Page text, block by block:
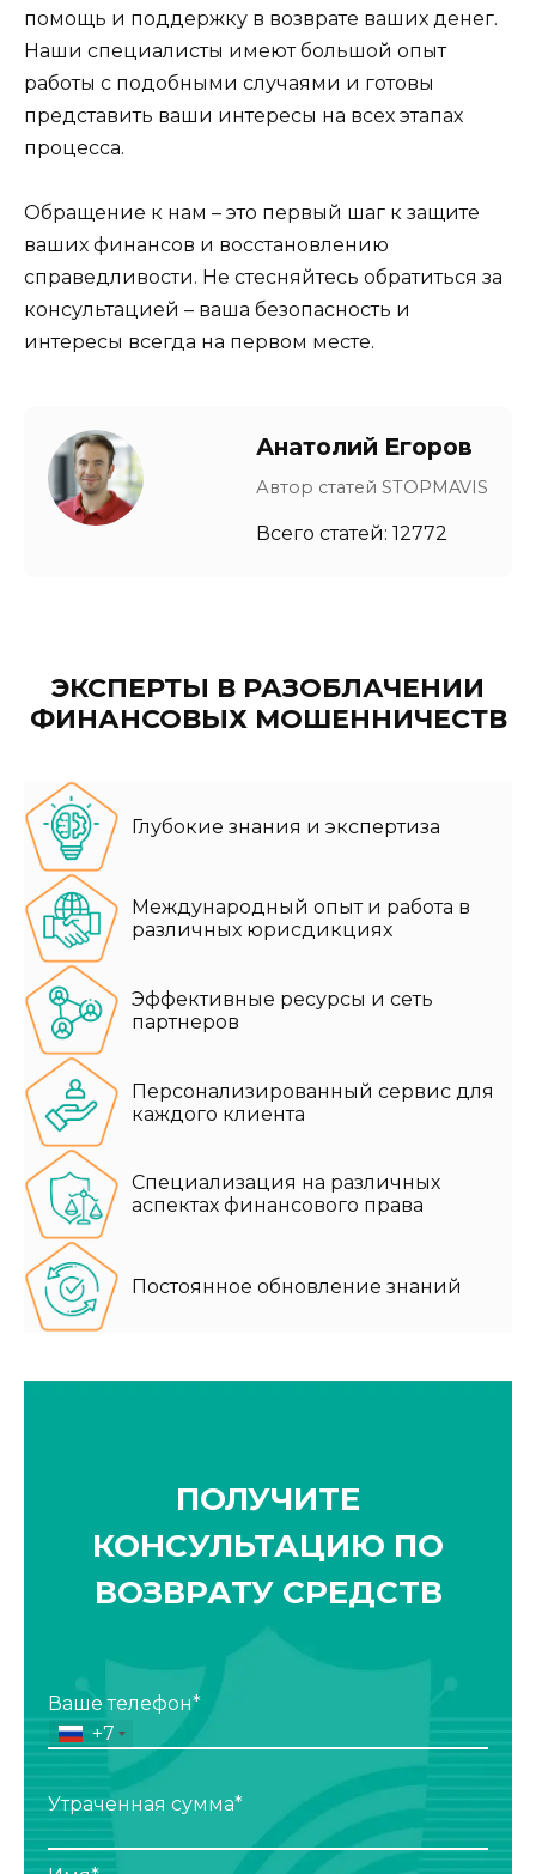
помощь и поддержку в возврате ваших денег.
Наши специалисты имеют большой опыт
работы с подобными случаями и готовы
представить ваши интересы на всех этапах
процесса.
Обращение к нам – это первый шаг к защите
ваших финансов и восстановлению
справедливости. Не стесняйтесь обратиться за
консультацией – ваша безопасность и
интересы всегда на первом месте.
Анатолий Егоров
Автор статей STOPMAVIS
Всего статей: 12772
ЭКСПЕРТЫ В РАЗОБЛАЧЕНИИ
ФИНАНСОВЫХ МОШЕННИЧЕСТВ
Глубокие знания и экспертиза
Международный опыт и работа в
различных юрисдикциях
Эффективные ресурсы и сеть
партнеров
Персонализированный сервис для
каждого клиента
Специализация на различных
аспектах финансового права
Постоянное обновление знаний
ПОЛУЧИТЕ
КОНСУЛЬТАЦИЮ ПО
ВОЗВРАТУ СРЕДСТВ
Ваше телефон*
+7
Утраченная сумма*